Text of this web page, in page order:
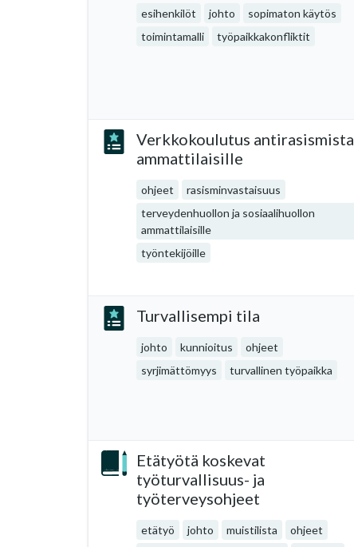
esihenkilöt johto
sopimaton käytös
toimintamalli
työpaikkakonfliktit
Verkkokoulutus antirasismista
ammattilaisille
ohjeet
rasisminvastaisuus
terveydenhuollon ja sosiaalihuollon
ammattilaisille
työntekijöille
Turvallisempi tila
johto kunnioitus
ohjeet
syrjimättömyys
turvallinen työpaikka
Etätyötä koskevat
työturvallisuus- ja
työterveysohjeet
etätyö johto muistilista
ohjeet